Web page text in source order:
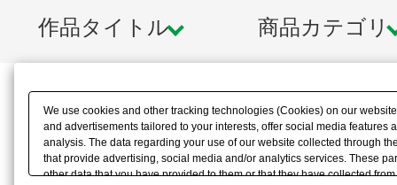
作品タイトル 商品カテゴリ
We use cookies and other tracking technologies (Cookies) on our
and advertisements tailored to your interests, offer social media features
analysis. The data regarding your use of our website collected through
that provide advertising, social media and/or analytics services. These
other data that you have provided to them or that they have collected